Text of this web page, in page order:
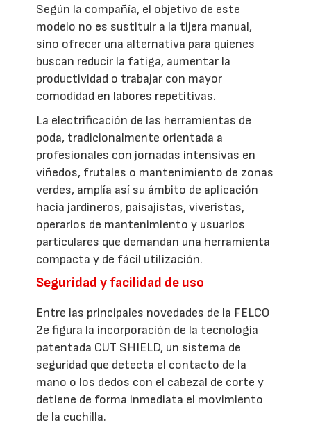
Según la compañía, el objetivo de este
modelo no es sustituir a la tijera manual,
sino ofrecer una alternativa para quienes
buscan reducir la fatiga, aumentar la
productividad o trabajar con mayor
comodidad en labores repetitivas.
La electrificación de las herramientas de
poda, tradicionalmente orientada a
profesionales con jornadas intensivas en
viñedos, frutales o mantenimiento de zonas
verdes, amplía así su ámbito de aplicación
hacia jardineros, paisajistas, viveristas,
operarios de mantenimiento y usuarios
particulares que demandan una herramienta
compacta y de fácil utilización.
Seguridad y facilidad de uso
Entre las principales novedades de la FELCO
2e figura la incorporación de la tecnología
patentada CUT SHIELD, un sistema de
seguridad que detecta el contacto de la
mano o los dedos con el cabezal de corte y
detiene de forma inmediata el movimiento
de la cuchilla.